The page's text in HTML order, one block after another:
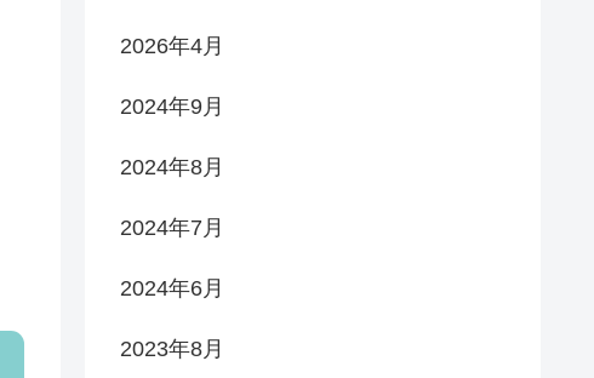
2026年4月
2024年9月
2024年8月
2024年7月
2024年6月
2023年8月